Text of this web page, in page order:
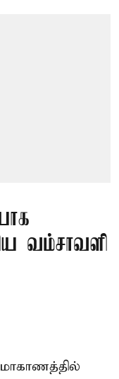
வம்சாவளி